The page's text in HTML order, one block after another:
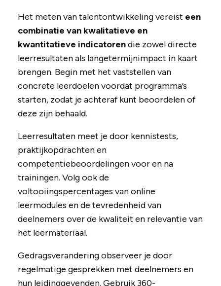
Het meten van talentontwikkeling vereist een
combinatie van kwalitatieve en
kwantitatieve indicatorendie zowel directe
leerresultaten als langetermijnimpact in kaart
brengen. Begin met het vaststellen van
concrete leerdoelen voordat programma’s
starten, zodat je achteraf kunt beoordelen of
deze zijn behaald.
Leerresultaten meet je door kennistests,
praktijkopdrachten en
competentiebeoordelingen voor en na
trainingen. Volg ook de
voltooiingspercentages van online
leermodules en de tevredenheid van
deelnemers over de kwaliteit en relevantie van
het leermateriaal.
Gedragsverandering observeer je door
regelmatige gesprekken met deelnemers en
hun leidinggevenden. Gebruik 360-